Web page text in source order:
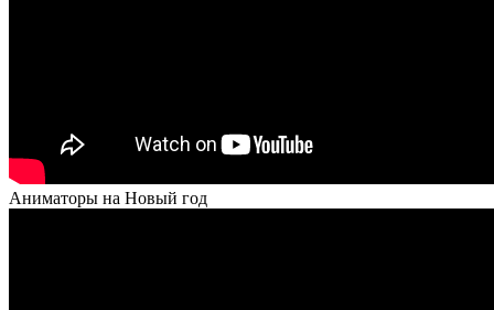
Аниматоры на Новый год